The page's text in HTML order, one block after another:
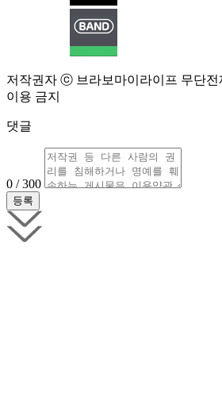
저작권자 ⓒ 브라보마이라이프 무단전
이용 금지
댓글
0 / 300